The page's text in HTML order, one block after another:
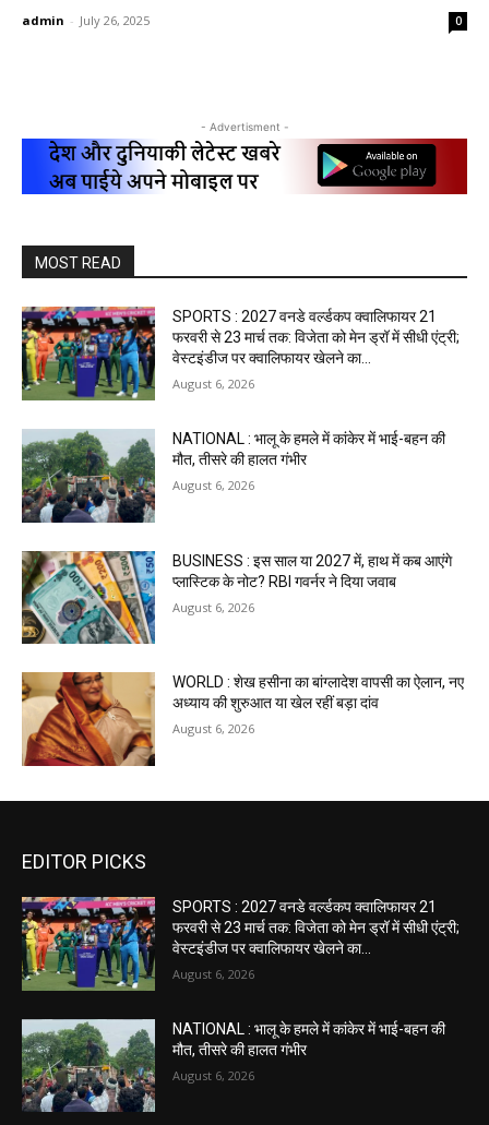
admin - July 26, 2025 0
- Advertisment -
MOST READ
SPORTS : 2027 वनडे वर्ल्डकप क्वालिफायर 21
फरवरी से 23 मार्च तक: विजेता को मेन ड्रॉ में सीधी एंट्री;
वेस्टइंडीज पर क्वालिफायर खेलने का...
August 6, 2026
NATIONAL : भालू के हमले में कांकेर में भाई-बहन की
मौत, तीसरे की हालत गंभीर
August 6, 2026
BUSINESS : इस साल या 2027 में, हाथ में कब आएंगे
प्लास्टिक के नोट? RBI गवर्नर ने दिया जवाब
August 6, 2026
WORLD : शेख हसीना का बांग्लादेश वापसी का ऐलान, नए
अध्याय की शुरुआत या खेल रहीं बड़ा दांव
August 6, 2026
EDITOR PICKS
SPORTS : 2027 वनडे वर्ल्डकप क्वालिफायर 21
फरवरी से 23 मार्च तक: विजेता को मेन ड्रॉ में सीधी एंट्री;
वेस्टइंडीज पर क्वालिफायर खेलने का...
August 6, 2026
NATIONAL : भालू के हमले में कांकेर में भाई-बहन की
मौत, तीसरे की हालत गंभीर
August 6, 2026